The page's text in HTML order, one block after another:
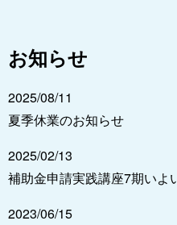
お知らせ
2025/08/11
夏季休業のお知らせ
2025/02/13
補助金申請実践講座7期いよ
2023/06/15